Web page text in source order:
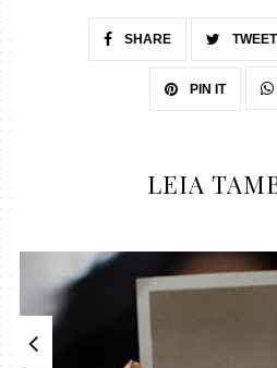
SHARE TWEET
PIN IT
LEIA